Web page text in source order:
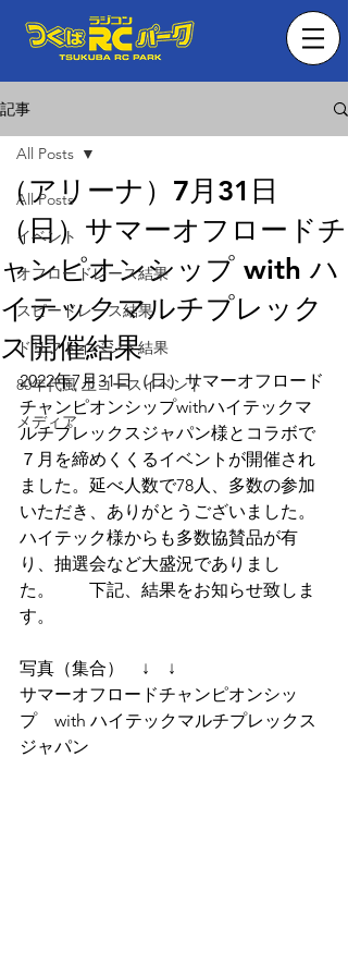
記事
All Posts
イベント
オフロードレース結果
スピードレース結果
ドリフトイベント結果
80年代風 土コースイベント
メディア
All Posts
（アリーナ）7月31日
（日）サマーオフロードチ
ャンピオンシップ with ハ
イテックマルチプレック
ス開催結果
2022年7月31日（日）サマーオフロード
チャンピオンシップwithハイテックマ
ルチプレックスジャパン様とコラボで
７月を締めくくるイベントが開催され
ました。延べ人数で78人、多数の参加
いただき、ありがとうございました。
ハイテック様からも多数協賛品が有
り、抽選会など大盛況でありまし
た。　　下記、結果をお知らせ致しま
す。
写真（集合）　↓　↓
サマーオフロードチャンピオンシッ
プ　with ハイテックマルチプレックス
ジャパン